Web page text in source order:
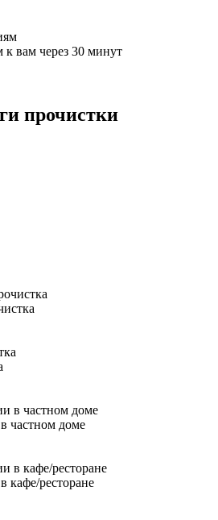
к вам через 30 минут
прочистки
частном доме
кафе/ресторане